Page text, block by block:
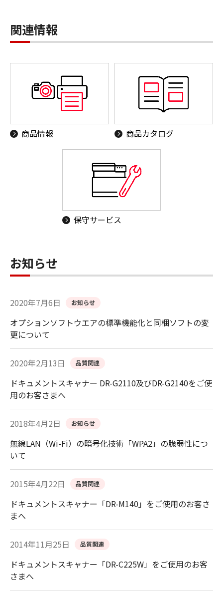
関連情報
商品情報 商品カタログ
保守サービス
お知らせ
2020年7月6日 お知らせ
オプションソフトウエアの標準機能化と同梱ソフトの変
更について
2020年2月13日 品質関連
ドキュメントスキャナー DR-G2110及びDR-G2140をご使
用のお客さまへ
2018年4月2日 お知らせ
無線LAN（Wi-Fi）の暗号化技術「WPA2」の脆弱性につ
いて
2015年4月22日 品質関連
ドキュメントスキャナー「DR-M140」をご使用のお客さ
まへ
2014年11月25日 品質関連
ドキュメントスキャナー「DR-C225W」をご使用のお客
さまへ